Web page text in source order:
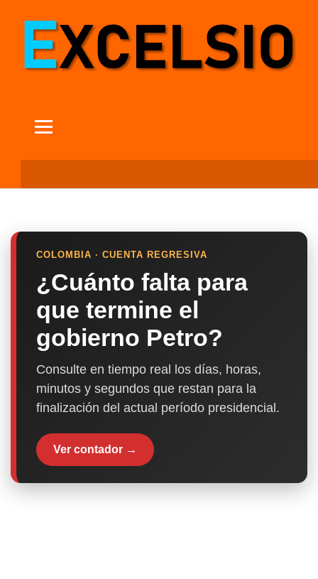
COLOMBIA · CUENTA REGRESIVA
¿Cuánto falta para
que termine el
gobierno Petro?
Consulte en tiempo real los días, horas,
minutos y segundos que restan para la
finalización del actual período presidencial.
Ver contador →